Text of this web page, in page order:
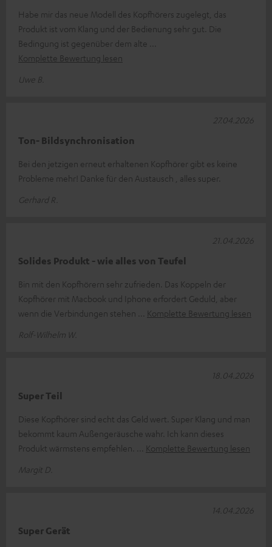
Habe mir das neue Modell des Kopfhörers zugelegt, das
Produkt ist vom Klang und der Bedienung sehr gut. Die
Bedingung ist gegenüber dem alte
Komplette Bewertung lesen
Uwe B.
Ton- Bildsynchronisation
Bei den jetzigen erneut erhaltenen Kopfhörer gibt es keine
Probleme mehr! Danke für den Austausch , alles super.
Gerhard R.
27.04.2026
Solides Produkt - wie alles von Teufel
Bin mit den Kopfhörern sehr zufrieden. Das Koppeln der
Kopfhörer mit Macbook und Iphone erfordert Geduld, aber
wenn die Verbindungen stehen
Komplette Bewertung lesen
Rolf-Wilhelm W.
21.04.2026
Super Teil
Diese Kopfhörer sind echt das Geld wert. Super Klang und man
bekommt kaum Außengeräusche wahr. Ich kann dieses
Produkt wärmstens empfehlen.
Komplette Bewertung lesen
Margit D.
18.04.2026
Super Gerät
14.04.2026